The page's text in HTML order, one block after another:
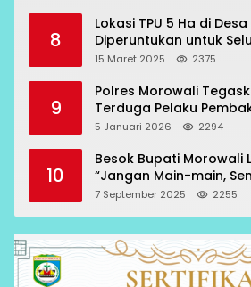
8
Lokasi TPU 5 Ha di
Diperuntukan untuk
15 Maret 2025 2375
9
Polres Morowali
Terduga Pelaku
RCP Sesuai Prosedur
5 Januari 2026 2294
10
Besok Bupati Morowali
“Jangan Main-main,
7 September 2025 2255